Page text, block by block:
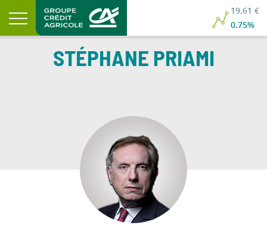
19.61 €
0.75%
STÉPHANE PRIAMI